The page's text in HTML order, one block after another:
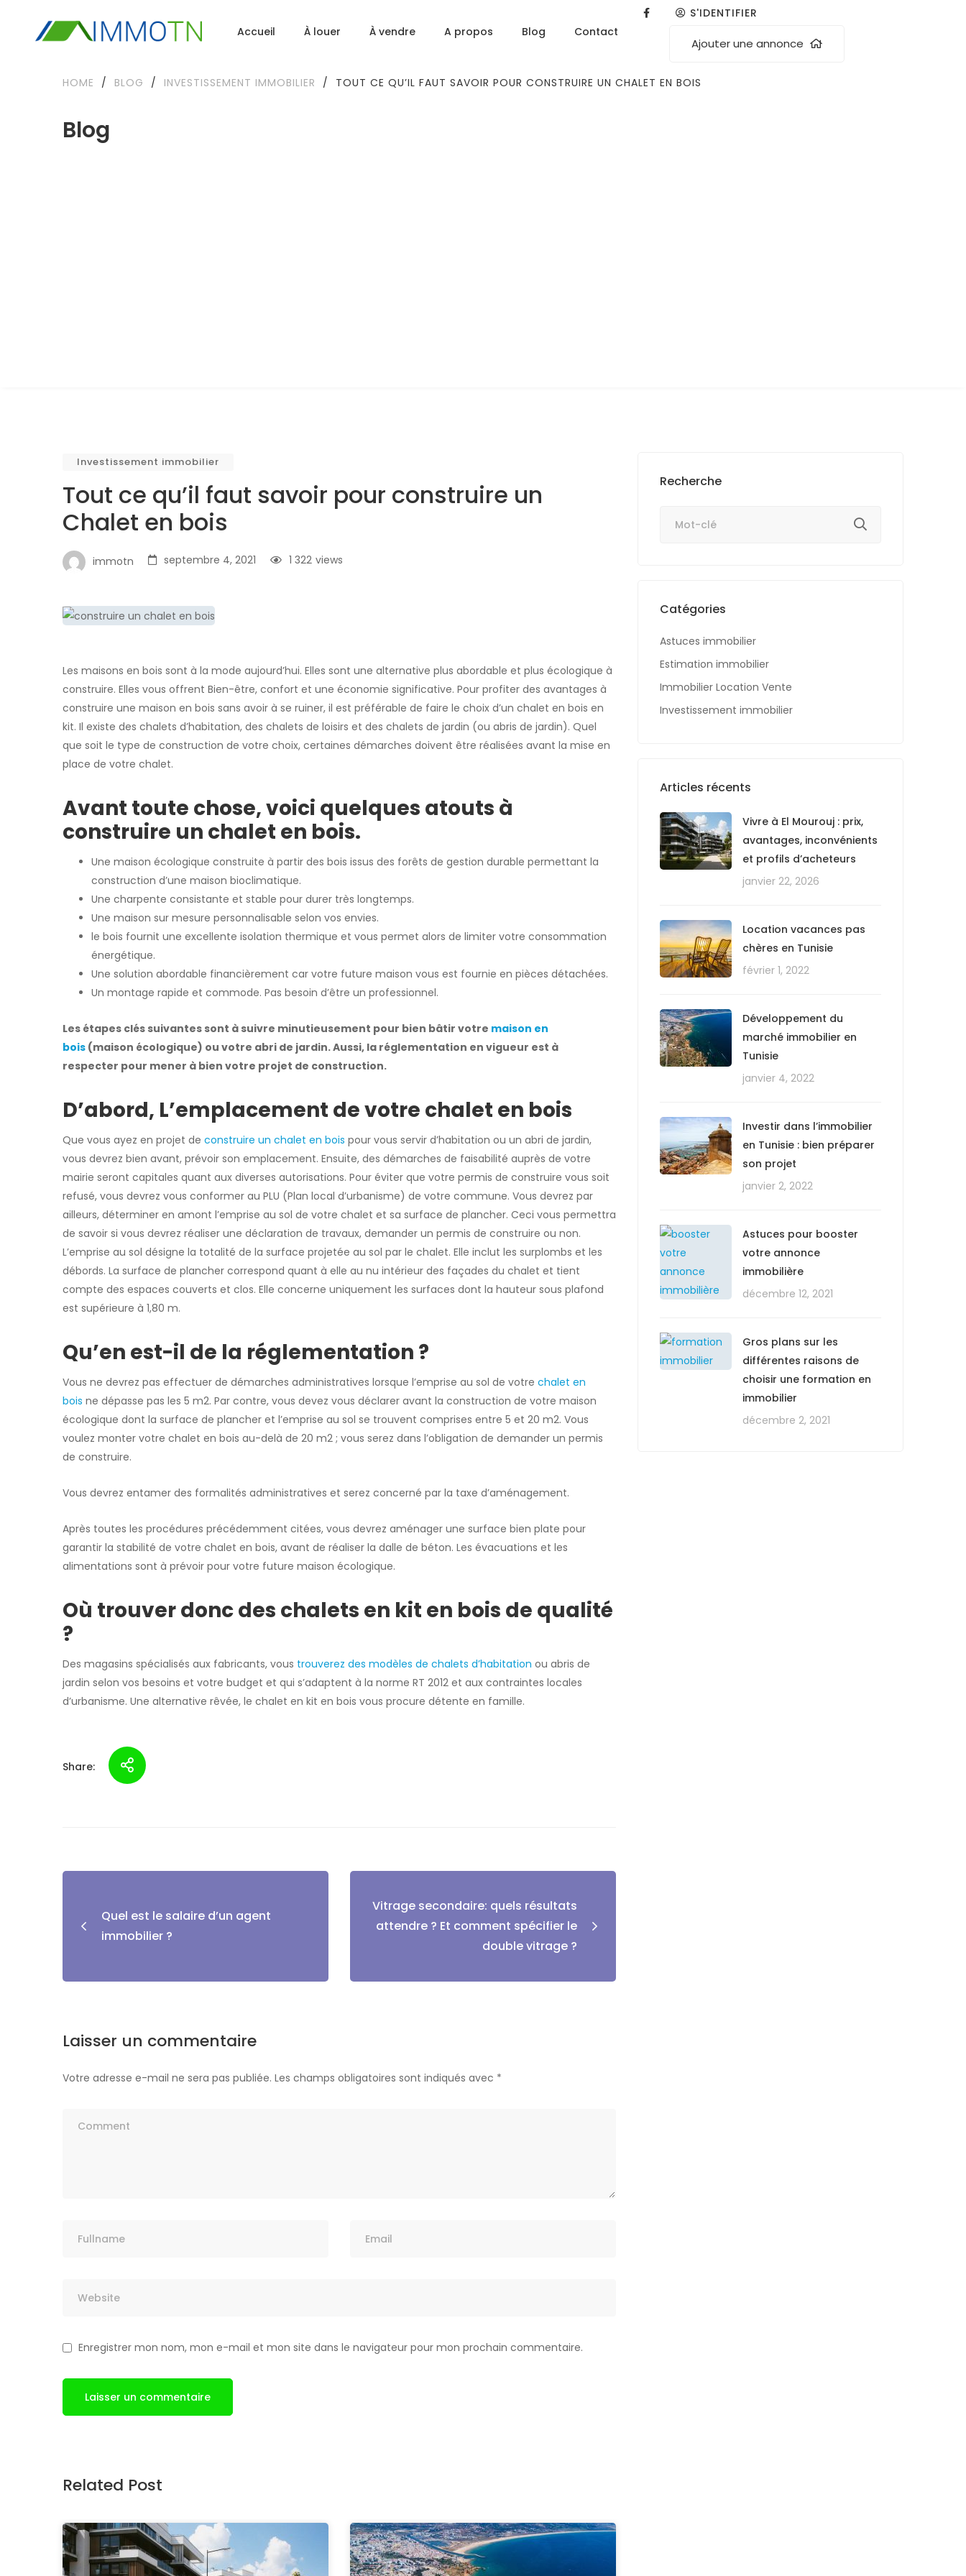
Accueil À louer À vendre A propos Blog Contact
S'IDENTIFIER
Ajouter une annonce
Blog
HOME / BLOG / INVESTISSEMENT IMMOBILIER / TOUT CE QU’IL FAUT SAVOIR POUR CONSTRUIRE UN CHALET EN BOIS
Investissement immobilier
Tout ce qu’il faut savoir pour construire un
Chalet en bois
immotn septembre 4, 2021 views
1 322
Les maisons en bois sont à la mode aujourd’hui. Elles sont une alternative plus abordable et plus écologique à
construire. Elles vous offrent Bien-être, confort et une économie significative. Pour profiter des avantages à
construire une maison en bois sans avoir à se ruiner, il est préférable de faire le choix d’un chalet en bois en
kit. Il existe des chalets d’habitation, des chalets de loisirs et des chalets de jardin (ou abris de jardin). Quel
que soit le type de construction de votre choix, certaines démarches doivent être réalisées avant la mise en
place de votre chalet.
Avant toute chose, voici quelques atouts à
construire un chalet en bois.
Une maison écologique construite à partir des bois issus des forêts de gestion durable permettant la
construction d’une maison bioclimatique.
Une charpente consistante et stable pour durer très longtemps.
Une maison sur mesure personnalisable selon vos envies.
le bois fournit une excellente isolation thermique et vous permet alors de limiter votre consommation
énergétique.
Une solution abordable financièrement car votre future maison vous est fournie en pièces détachées.
Un montage rapide et commode. Pas besoin d’être un professionnel.
Les étapes clés suivantes sont à suivre minutieusement pour bien bâtir votre maison en
bois (maison écologique) ou votre abri de jardin. Aussi, la réglementation en vigueur est à
respecter pour mener à bien votre projet de construction.
D’abord, L’emplacement de votre chalet en bois
Que vous ayez en projet de construire un chalet en bois pour vous servir d’habitation ou un abri de jardin,
vous devrez bien avant, prévoir son emplacement. Ensuite, des démarches de faisabilité auprès de votre
mairie seront capitales quant aux diverses autorisations. Pour éviter que votre permis de construire vous soit
refusé, vous devrez vous conformer au PLU (Plan local d’urbanisme) de votre commune. Vous devrez par
ailleurs, déterminer en amont l’emprise au sol de votre chalet et sa surface de plancher. Ceci vous permettra
de savoir si vous devrez réaliser une déclaration de travaux, demander un permis de construire ou non.
L’emprise au sol désigne la totalité de la surface projetée au sol par le chalet. Elle inclut les surplombs et les
débords. La surface de plancher correspond quant à elle au nu intérieur des façades du chalet et tient
compte des espaces couverts et clos. Elle concerne uniquement les surfaces dont la hauteur sous plafond
est supérieure à 1,80 m.
Qu’en est-il de la réglementation ?
Vous ne devrez pas effectuer de démarches administratives lorsque l’emprise au sol de votre chalet en
bois ne dépasse pas les 5 m2. Par contre, vous devez vous déclarer avant la construction de votre maison
écologique dont la surface de plancher et l’emprise au sol se trouvent comprises entre 5 et 20 m2. Vous
voulez monter votre chalet en bois au-delà de 20 m2 ; vous serez dans l’obligation de demander un permis
de construire.
Vous devrez entamer des formalités administratives et serez concerné par la taxe d’aménagement.
Après toutes les procédures précédemment citées, vous devrez aménager une surface bien plate pour
garantir la stabilité de votre chalet en bois, avant de réaliser la dalle de béton. Les évacuations et les
alimentations sont à prévoir pour votre future maison écologique.
Où trouver donc des chalets en kit en bois de qualité
?
Des magasins spécialisés aux fabricants, vous trouverez des modèles de chalets d’habitation ou abris de
jardin selon vos besoins et votre budget et qui s’adaptent à la norme RT 2012 et aux contraintes locales
d’urbanisme. Une alternative rêvée, le chalet en kit en bois vous procure détente en famille.
Share:
Quel est le salaire d’un agent
immobilier ?
Vitrage secondaire: quels résultats
attendre ? Et comment spécifier le
double vitrage ?
Laisser un commentaire
Votre adresse e-mail ne sera pas publiée. Les champs obligatoires sont indiqués avec *
Enregistrer mon nom, mon e-mail et mon site dans le navigateur pour mon prochain commentaire.
Related Post
Recherche
Catégories
Astuces immobilier
Estimation immobilier
Immobilier Location Vente
Investissement immobilier
Articles récents
Vivre à El Mourouj : prix,
avantages, inconvénients
et profils d’acheteurs
janvier 22, 2026
Location vacances pas
chères en Tunisie
février 1, 2022
Développement du
marché immobilier en
Tunisie
janvier 4, 2022
Investir dans l’immobilier
en Tunisie : bien préparer
son projet
janvier 2, 2022
Astuces pour booster
votre annonce
immobilière
décembre 12, 2021
Gros plans sur les
différentes raisons de
choisir une formation en
immobilier
décembre 2, 2021